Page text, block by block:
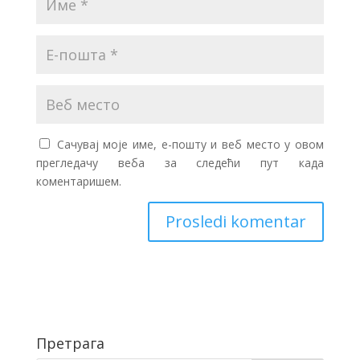
Сачувај моје име, е-пошту и веб место у овом
прегледачу веба за следећи пут када
коментаришем.
Претрага